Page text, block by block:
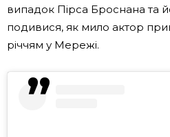
випадок Пірса Броснана та
подивися, як мило актор
річчям у Мережі.